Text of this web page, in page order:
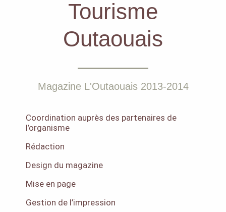
Tourisme
Outaouais
Magazine L'Outaouais 2013-2014
Coordination auprès des partenaires de
l’organisme
Rédaction
Design du magazine
Mise en page
Gestion de l’impression